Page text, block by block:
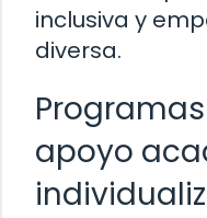
inclusiva y
diversa.
apoyo